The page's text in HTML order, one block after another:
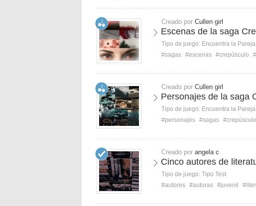
Creado por Cullen girl
Escenas de la saga
Tipo de juego: Encuentra la Pareja
#sagas #escenas #crepúsculo
Creado por Cullen girl
Personajes de la saga
Tipo de juego: Encuentra la Pareja
#personajes #sagas #crepúsculo
Creado por angela c
Cinco autores de
Tipo de juego: Tipo Test
#autores #autoras #juvenil